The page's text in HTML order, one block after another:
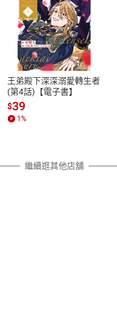
退換貨規範
提供消費者保護法七日猶
遽消費者保護法及通訊交
例外情事適用準則，依商
不同規定。詳細退換貨說明
說明。
王弟殿下深深溺愛轉生者
(第4話)【電子書】
$39
1%
繼續逛其他店舖